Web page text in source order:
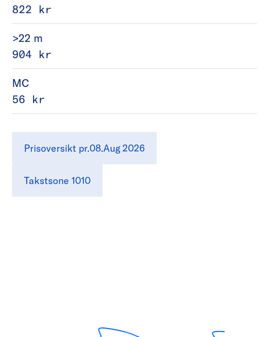
822 kr
>22 m
904 kr
MC
56 kr
Prisoversikt pr.08.Aug 2026
Takstsone 1010